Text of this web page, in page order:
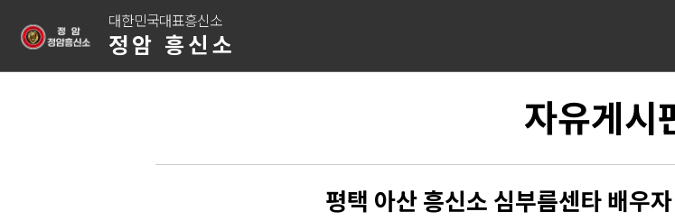
대한민국대표흥신소
정암 흥신소
자유게시
평택 아산 흥신소 심부름센타 배우